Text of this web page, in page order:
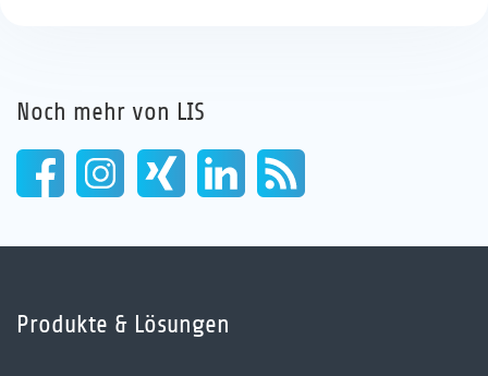
Noch mehr von LIS
Produkte & Lösungen